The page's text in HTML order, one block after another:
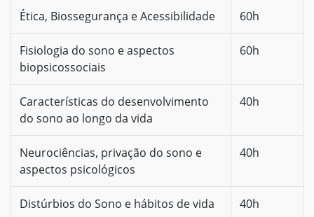
Ética, Biossegurança e Acessibilidade 60h
Fisiologia do sono e aspectos
biopsicossociais
60h
Características do desenvolvimento
do sono ao longo da vida
40h
Neurociências, privação do sono e
aspectos psicológicos
40h
Distúrbios do Sono e hábitos de vida 40h